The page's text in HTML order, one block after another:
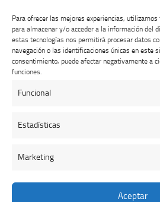
Para ofrecer las mejores experiencias,
para almacenar y/o acceder a la información del
estas tecnologías nos permitirá procesar datos
navegación o las identificaciones únicas en este
consentimiento, puede afectar negativamente a
funciones.
Funcional
Estadísticas
Marketing
Aceptar
Buzón de dudas, quejas y